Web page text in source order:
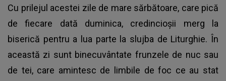
Cu prilejul acestei zile de mare sărbătoare, care pică
de fiecare dată duminica, credincioșii merg la
biserică pentru a lua parte la slujba de Liturghie. În
această zi sunt binecuvântate frunzele de nuc sau
de tei, care amintesc de limbile de foc ce au stat